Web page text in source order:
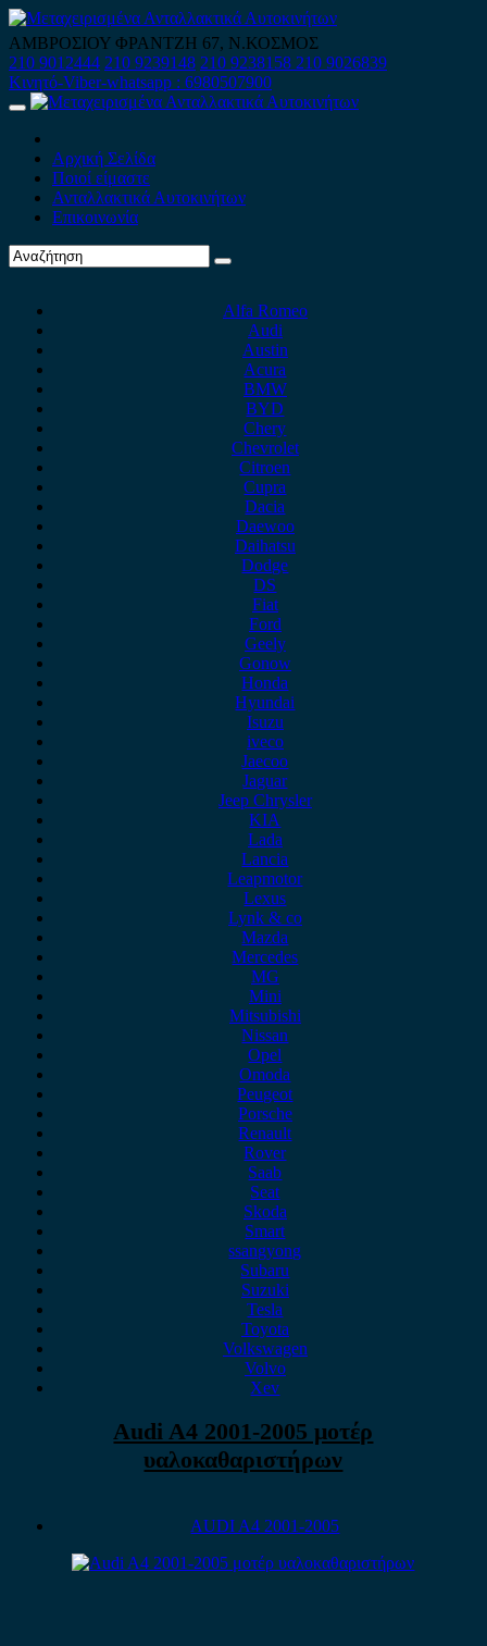
Skip
to
content
ΑΜΒΡΟΣΙΟΥ ΦΡΑΝΤΖΗ 67, Ν.ΚΟΣΜΟΣ
210 9012444 210 9239148 210 9238158 210 9026839
Κινητό-Viber-whatsapp : 6980507900
Primary
Αρχική Σελίδα
Ποιοί είμαστε
Ανταλλακτικά Αυτοκινήτων
Επικοινωνία
Alfa Romeo
Audi
Austin
Acura
BMW
BYD
Chery
Chevrolet
Citroen
Cupra
Dacia
Daewoo
Daihatsu
Dodge
DS
Fiat
Ford
Geely
Gonow
Honda
Hyundai
Isuzu
iveco
Jaecoo
Jaguar
Jeep Chrysler
KIA
Lada
Lancia
Leapmotor
Lexus
Lynk & co
Mazda
Mercedes
MG
Mini
Mitsubishi
Nissan
Opel
Omoda
Peugeot
Porsche
Renault
Rover
Saab
Seat
Skoda
Smart
ssangyong
Subaru
Suzuki
Tesla
Toyota
Volkswagen
Volvo
Xev
Audi A4 2001-2005 μοτέρ
υαλοκαθαριστήρων
AUDI A4 2001-2005